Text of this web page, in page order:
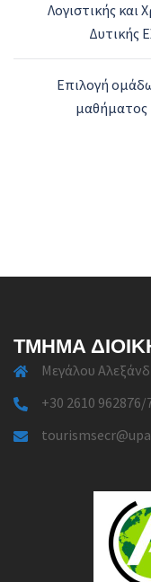
Λογιστικής και
Δυτικής
Eπιλογή
μαθήματος
ΤΜΉΜΑ
Μεγάλου
+30 2610